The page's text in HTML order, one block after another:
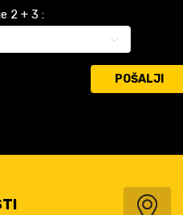
2 + 3 :
POŠALJI